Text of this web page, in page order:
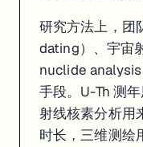
研究方法上，团
dating）、宇宙
nuclide
手段。U-Th 测
射线核素分析用
时长，三维测绘